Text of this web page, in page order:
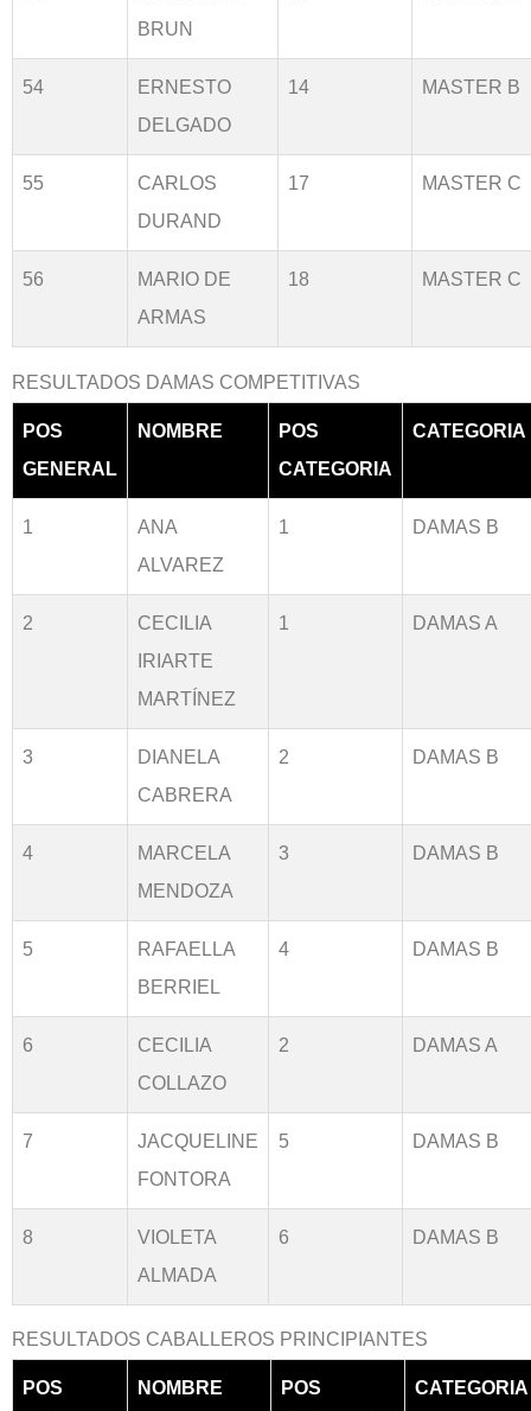
BRUN
54
ERNESTO
DELGADO
14 MASTER B
55
CARLOS
DURAND
17 MASTER C
56
MARIO DE
ARMAS
18 MASTER C
RESULTADOS DAMAS COMPETITIVAS
POS
GENERAL
NOMBRE
POS
CATEGORIA
CATEGORIA
1
ANA
ALVAREZ
1 DAMAS B
2
CECILIA
IRIARTE
MARTÍNEZ
1 DAMAS A
3
DIANELA
CABRERA
2 DAMAS B
4
MARCELA
MENDOZA
3 DAMAS B
5
RAFAELLA
BERRIEL
4 DAMAS B
6
CECILIA
COLLAZO
2 DAMAS A
7
JACQUELINE
FONTORA
5 DAMAS B
8
VIOLETA
ALMADA
6 DAMAS B
RESULTADOS CABALLEROS PRINCIPIANTES
POS
NOMBRE
POS
CATEGORIA